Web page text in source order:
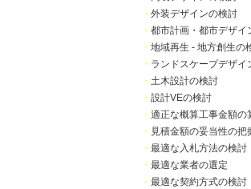
・ 外装デザインの検討
・ 都市計画・都市デザイ
・ 地域再生 - 地方創生の
・ ランドスケープデザイ
・ 土木設計の検討
・ 設計VEの検討
・ 適正な概算工事金額の
・ 見積金額の妥当性の把
・ 最適な入札方法の検討
・ 最適な業者の選定
・ 最適な契約方式の検討